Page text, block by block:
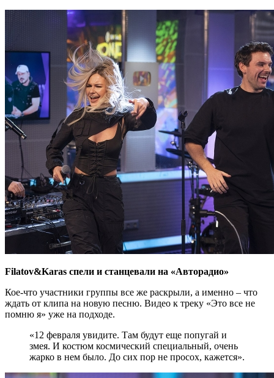
Filatov&Karas спели и станцевали на «Авторадио»
Кое-что участники группы все же раскрыли, а именно – что
ждать от клипа на новую песню. Видео к треку «Это все не
помню я» уже на подходе.
«12 февраля увидите. Там будут еще попугай и
змея. И костюм космический специальный, очень
жарко в нем было. До сих пор не просох, кажется».